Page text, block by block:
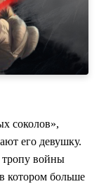
соколов»,
его девушку.
тропу войны
котором больше